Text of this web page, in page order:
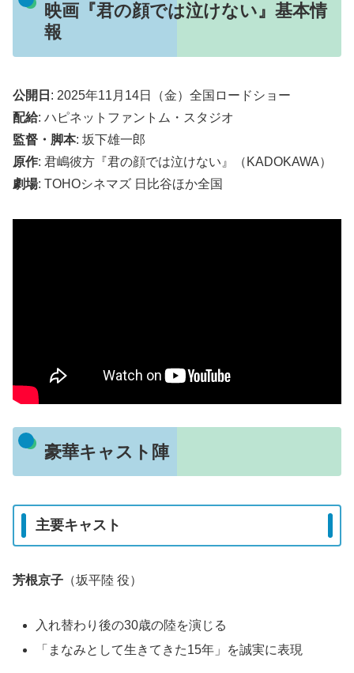
映画『君の顔では泣けない』基本情
報
公開日 : 2025年11月14日（金）全国ロードショー
配給: ハピネットファントム・スタジオ
監督・脚本: 坂下雄一郎
原作: 君嶋彼方『君の顔では泣けない』（KADOKAWA）
劇場: TOHOシネマズ 日比谷ほか全国
豪華キャスト陣
主要キャスト
芳根京子 （坂平陸 役）
入れ替わり後の30歳の陸を演じる
「まなみとして生きてきた15年」を誠実に表現